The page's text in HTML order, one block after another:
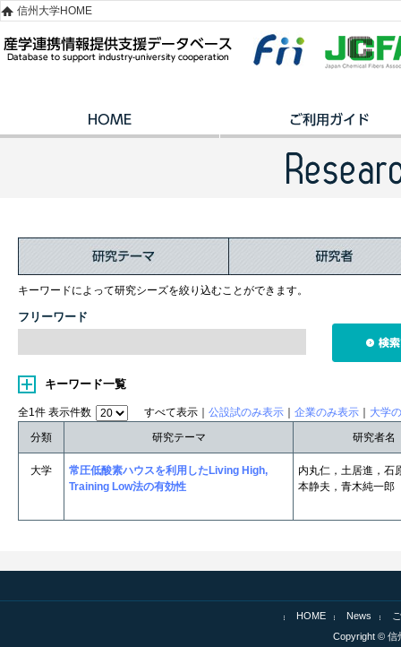
信州大学HOME
キーワードによって研究シーズを絞り込むことができます。
フリーワード
キーワード一覧
全1件 表示件数 すべて表示｜ 公設試のみ表示 企業のみ表示
大学
分類
研究テーマ 研究者名
大学
常圧低酸素ハウスを利用したLiving High,
Training Low法の有効性
内丸仁，土居進，石
本静夫，青木純一郎
HOME News
Copyright © 信